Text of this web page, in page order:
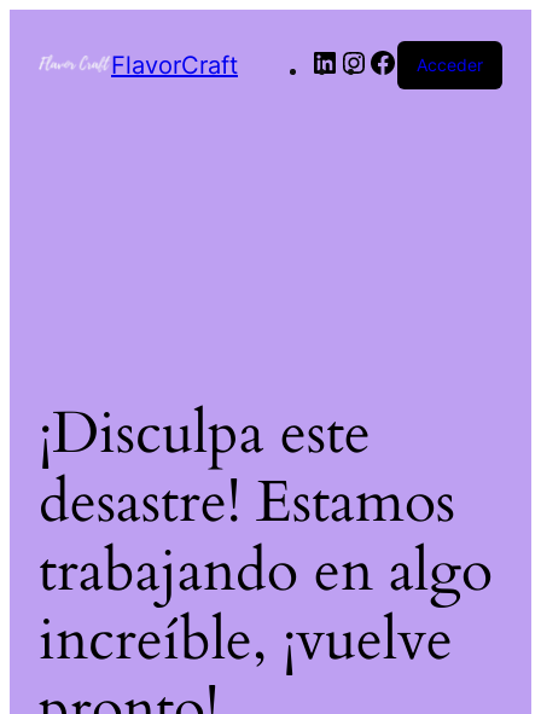
FlavorCraft Acceder
¡Disculpa este
desastre! Estamos
trabajando en algo
increíble, ¡vuelve